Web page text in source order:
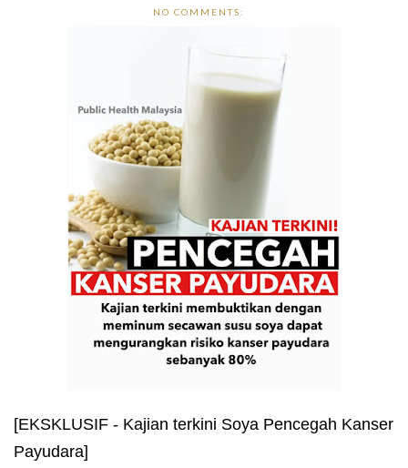
NO COMMENTS:
[EKSKLUSIF - Kajian terkini Soya Pencegah Kanser
Payudara]